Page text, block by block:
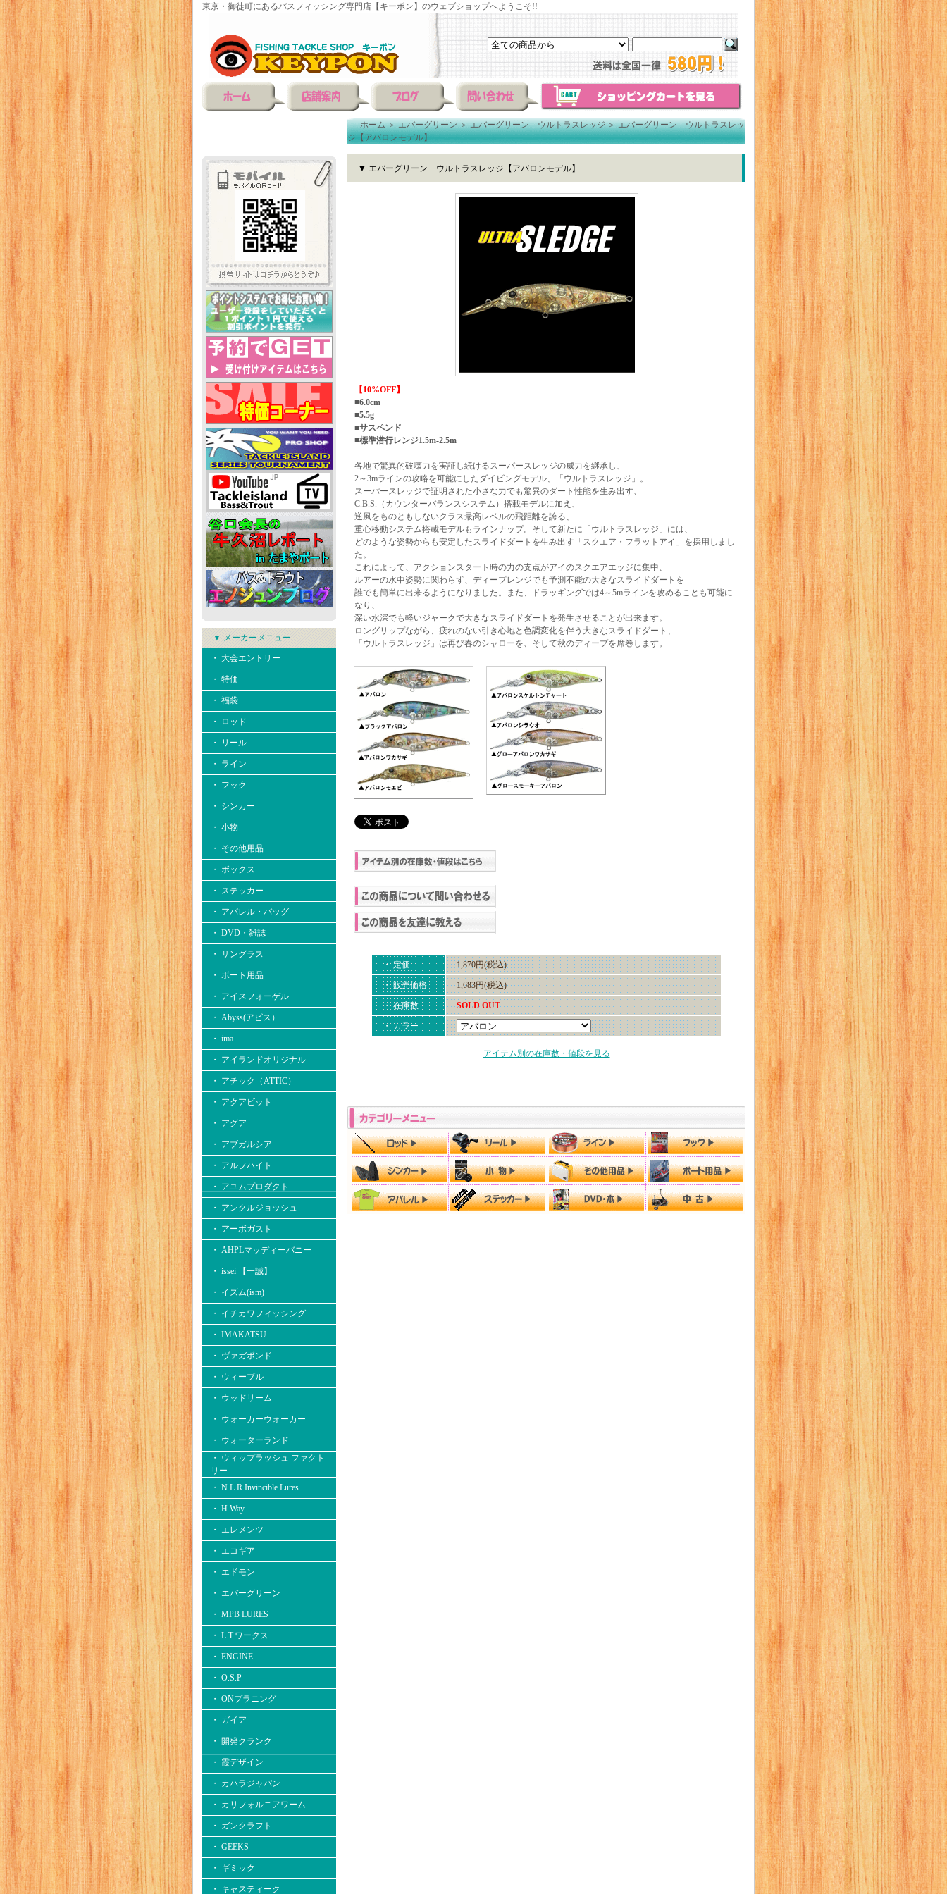
東京・御徒町にあるバスフィッシング専門店【キーポン】のウェブショップへようこそ!!
▼ メーカーメニュー
・ 大会エントリー
・ 特価
・ 福袋
・ ロッド
・ リール
・ ライン
・ フック
・ シンカー
・ 小物
・ その他用品
・ ボックス
・ ステッカー
・ アパレル・バッグ
・ DVD・雑誌
・ サングラス
・ ボート用品
・ アイスフォーゲル
・ Abyss(アビス）
・ ima
・ アイランドオリジナル
・ アチック（ATTIC）
・ アクアビット
・ アグア
・ アブガルシア
・ アルフハイト
・ アユムプロダクト
・ アンクルジョッシュ
・ アーボガスト
・ AHPLマッディーバニー
・ issei 【一誠】
・ イズム(ism)
・ イチカワフィッシング
・ IMAKATSU
・ ヴァガボンド
・ ウィーブル
・ ウッドリーム
・ ウォーカーウォーカー
・ ウォーターランド
・ ウィップラッシュ ファクト
リー
・ N.L.R Invincible Lures
・ H.Way
・ エレメンツ
・ エコギア
・ エドモン
・ エバーグリーン
・ MPB LURES
・ L.T.ワークス
・ ENGINE
・ O.S.P
・ ONプラニング
・ ガイア
・ 開発クランク
・ 霞デザイン
・ カハラジャパン
・ カリフォルニアワーム
・ ガンクラフト
・ GEEKS
・ ギミック
・ キャスティーク
ホーム＞エバーグリーン＞エバーグリーン ウルトラスレッジ＞エバーグリーン ウルトラスレッ
ジ【アバロンモデル】
▼ エバーグリーン ウルトラスレッジ【アバロンモデル】
【10%OFF】
■6.0cm
■5.5g
■サスペンド
■標準潜行レンジ1.5m-2.5m
各地で驚異的破壊力を実証し続けるスーパースレッジの威力を継承し、
2～3mラインの攻略を可能にしたダイビングモデル、「ウルトラスレッジ」。
スーパースレッジで証明された小さな力でも驚異のダート性能を生み出す、
C.B.S.（カウンターバランスシステム）搭載モデルに加え、
逆風をものともしないクラス最高レベルの飛距離を誇る、
重心移動システム搭載モデルもラインナップ。そして新たに「ウルトラスレッジ」には、
どのような姿勢からも安定したスライドダートを生み出す「スクエア・フラットアイ」を採用しまし
た。
これによって、アクションスタート時の力の支点がアイのスクエアエッジに集中、
ルアーの水中姿勢に関わらず、ディープレンジでも予測不能の大きなスライドダートを
誰でも簡単に出来るようになりました。また、ドラッギングでは4～5mラインを攻めることも可能に
なり、
深い水深でも軽いジャークで大きなスライドダートを発生させることが出来ます。
ロングリップながら、疲れのない引き心地と色調変化を伴う大きなスライドダート、
「ウルトラスレッジ」は再び春のシャローを、そして秋のディープを席巻します。
・ 定価 1,870円(税込)
・ 販売価格 1,683円(税込)
・ 在庫数 SOLD OUT
・ カラー
アイテム別の在庫数・値段を見る